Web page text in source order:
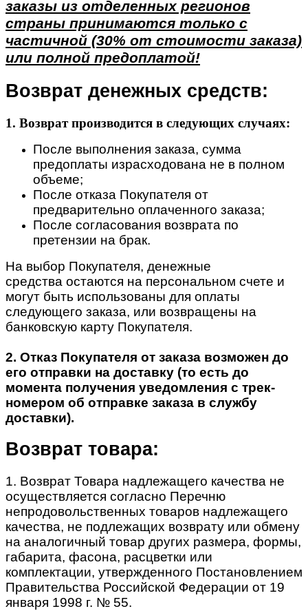
заказы из отделенных регионов
страны принимаются только с
частичной (30% от стоимости заказа)
или полной предоплатой!
Возврат денежных средств:
1. Возврат производится в следующих случаях:
После выполнения заказа, сумма
предоплаты израсходована не в полном
объеме;
После отказа Покупателя от
предварительно оплаченного заказа;
После согласования возврата по
претензии на брак.
На выбор Покупателя, денежные
средства остаются на персональном счете и
могут быть использованы для оплаты
следующего заказа, или возвращены на
банковскую карту Покупателя.
2. Отказ Покупателя от заказа возможен до
его отправки на доставку (то есть до
момента получения уведомления с трек-
номером об отправке заказа в службу
доставки).
Возврат товара:
1. Возврат Товара надлежащего качества не
осуществляется согласно Перечню
непродовольственных товаров надлежащего
качества, не подлежащих возврату или обмену
на аналогичный товар других размера, формы,
габарита, фасона, расцветки или
комплектации, утвержденного Постановлением
Правительства Российской Федерации от 19
января 1998 г. № 55.